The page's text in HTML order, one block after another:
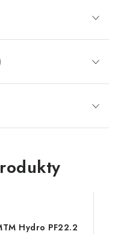
Hydro PF22.2